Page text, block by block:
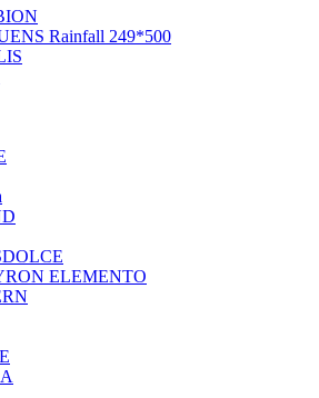
Rainfall 249*500
ELEMENTO